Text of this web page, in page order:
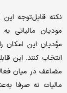
نکته قابل‌توجه
مودیان مالیاتی
مؤدیان این امکان
انتخاب کنند. این
مضاعف در میان
مالیات نه صرفا